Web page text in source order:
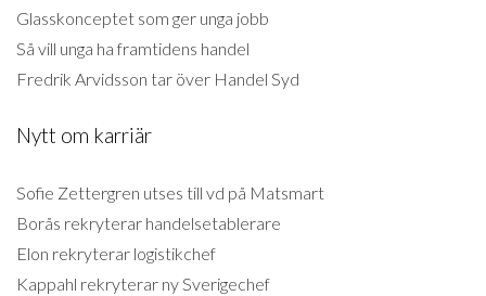
Glasskonceptet som ger unga jobb
Så vill unga ha framtidens handel
Fredrik Arvidsson tar över Handel Syd
Nytt om karriär
Sofie Zettergren utses till vd på Matsmart
Borås rekryterar handelsetablerare
Elon rekryterar logistikchef
Kappahl rekryterar ny Sverigechef